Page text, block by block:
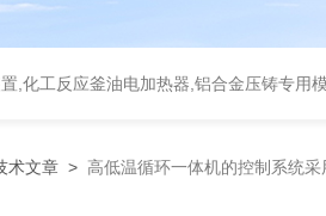
,化工反应釜油电加热器,铝合金压铸专用
术文章 > 高低温循环一体机的控制系统